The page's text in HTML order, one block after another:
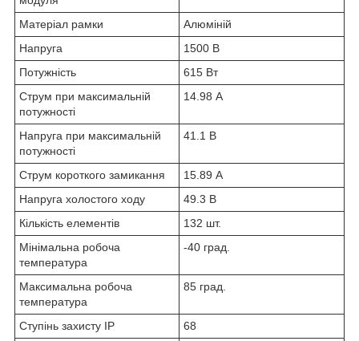
Матеріал рамки
Алюміній
Напруга
1500 В
Потужність
615 Вт
Струм при максимальній
потужності
14.98 А
Напруга при максимальній
потужності
41.1 В
Струм короткого замикання
15.89 А
Напруга холостого ходу
49.3 В
Кількість елементів
132 шт.
Мінімальна робоча
температура
-40 град.
Максимальна робоча
температура
85 град.
Ступінь захисту IP
68